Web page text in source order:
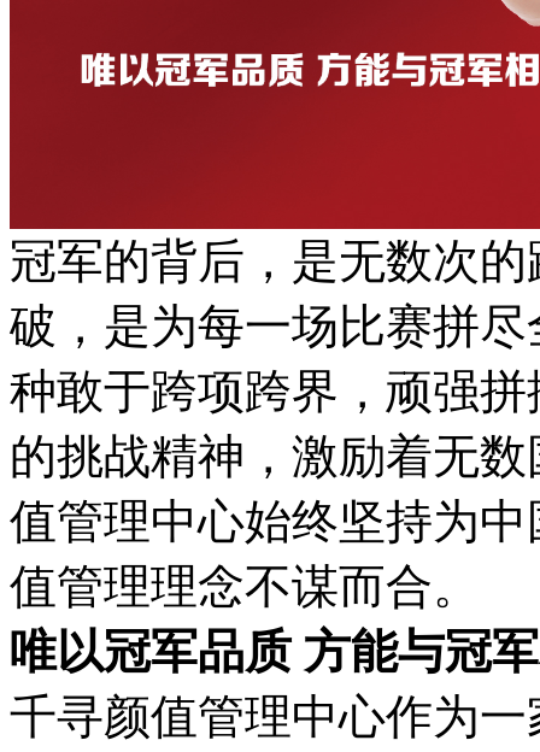
冠军的背后，是无数次
破，是为每一场比赛拼
种敢于跨项跨界，顽强
的挑战精神，激励着无
值管理中心始终坚持为
值管理理念不谋而合。
唯以冠军品质 方能与冠
千寻颜值管理中心作为